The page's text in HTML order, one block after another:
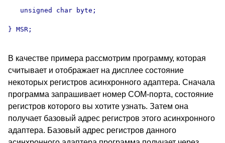
   unsigned char byte;
В качестве примера рассмотрим программу, которая
считывает и отображает на дисплее состояние
некоторых регистров асинхронного адаптера. Сначала
программа запрашивает номер COM-порта, состояние
регистров которого вы хотите узнать. Затем она
получает базовый адрес регистров этого асинхронного
адаптера. Базовый адрес регистров данного